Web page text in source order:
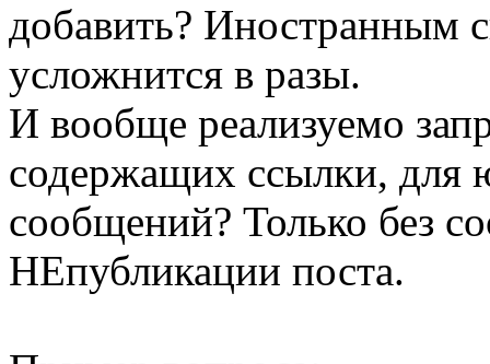
добавить? Иностранным
усложнится в разы.
И вообще реализуемо
содержащих ссылки, для
сообщений? Только без
НЕпубликации поста.